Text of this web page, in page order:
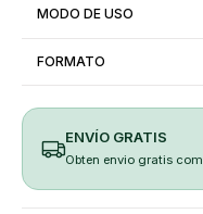
MODO DE USO
FORMATO
ENVÍO GRATIS
Obten envio gratis